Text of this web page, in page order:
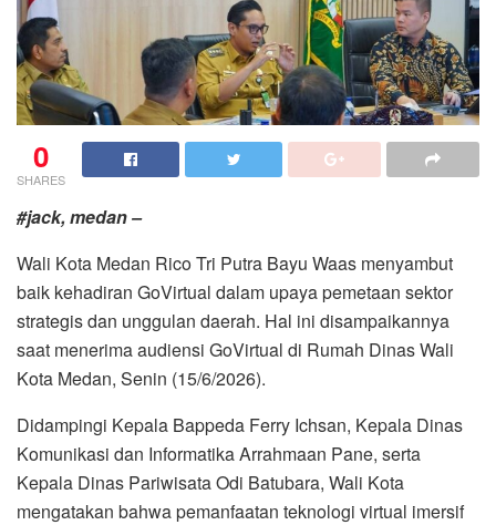
0
SHARES
#jack, medan –
Wali Kota Medan Rico Tri Putra Bayu Waas menyambut
baik kehadiran GoVirtual dalam upaya pemetaan sektor
strategis dan unggulan daerah. Hal ini disampaikannya
saat menerima audiensi GoVirtual di Rumah Dinas Wali
Kota Medan, Senin (15/6/2026).
Didampingi Kepala Bappeda Ferry Ichsan, Kepala Dinas
Komunikasi dan Informatika Arrahmaan Pane, serta
Kepala Dinas Pariwisata Odi Batubara, Wali Kota
mengatakan bahwa pemanfaatan teknologi virtual imersif